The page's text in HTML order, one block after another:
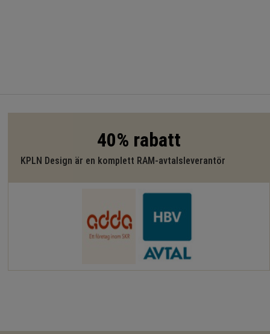
40% rabatt
KPLN Design är en komplett RAM-avtalsleverantör